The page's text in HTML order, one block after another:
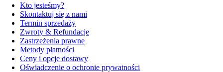
Kto jesteśmy?
Skontaktuj się z nami
Termin sprzedaży
Zwroty & Refundacje
Zastrzeżenia prawne
Metody płatności
Ceny i opcje dostawy
Oświadczenie o ochronie prywatności